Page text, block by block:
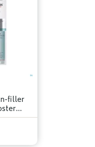
filler